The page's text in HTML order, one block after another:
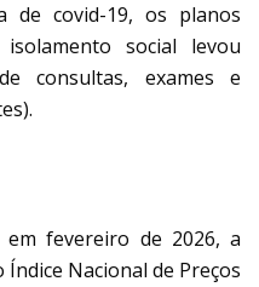
de covid-19, os planos
social levou
consultas, exames e
fevereiro de 2026, a
Nacional de Preços